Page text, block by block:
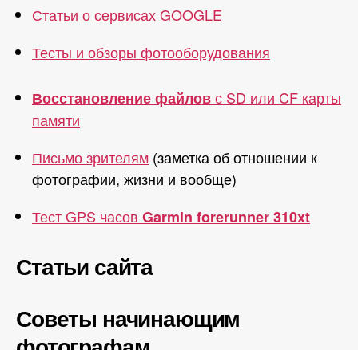
Статьи о сервисах GOOGLE
Тесты и обзоры фотооборудования
Восстановление файловс SD или CF карты
памяти
Письмо зрителям (заметка об отношении к
фотографии, жизни и вообще)
Тест GPS часов Garmin forerunner 310xt
Статьи сайта
Советы начинающим